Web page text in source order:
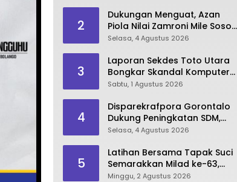
2
Dukungan Menguat, Azan
Piola Nilai Zamroni Mile Sosok
Tepat Teruskan
Selasa, 4 Agustus 2026
3
Laporan Sekdes Toto Utara
Bongkar Skandal Komputer
‘Siluman’ 2025
Sabtu, 1 Agustus 2026
4
Disparekrafpora Gorontalo
Dukung Peningkatan SDM,
Berikan Rekomendasi Studi S3
Selasa, 4 Agustus 2026
5
Latihan Bersama Tapak Suci
Semarakkan Milad ke-63,
Sultan Kalupe Ajak Atlet
Minggu, 2 Agustus 2026